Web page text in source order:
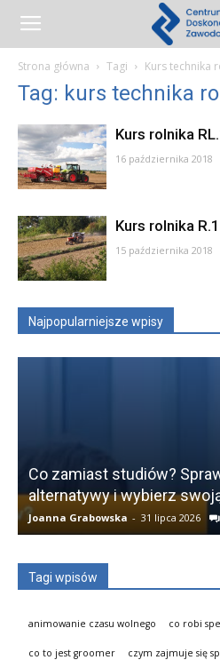
Centrum
Doskonalenia
Zawodowego
Strona główna Tagi Kurs technika
Tag: kurs technika
Kurs rolnika
16 października 2018
Kurs rolnika
15 października 2018
Najpopularniejsze wpisy
Co zamiast studiów?
alternatywy i wybierz
Joanna Grabowska - 31 lipca 2026
Tagi wpisów
animowanie czasu wolnego co robi
co to jest groomer czym zajmuje się